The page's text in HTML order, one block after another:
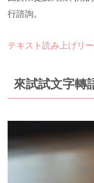
行諮詢。
テキスト読み上げリ
來試試文字轉